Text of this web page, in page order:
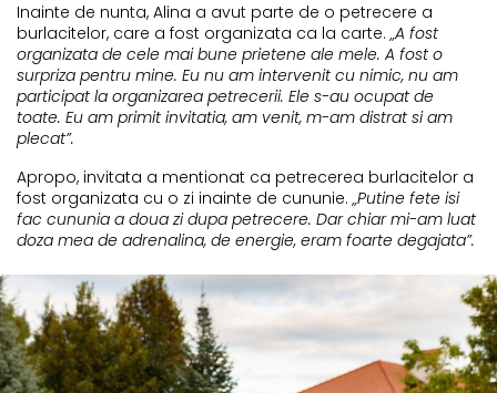
Inainte de nunta, Alina a avut parte de o petrecere a
burlacitelor, care a fost organizata ca la carte.„A fost
organizata de cele mai bune prietene ale mele. A fost o
surpriza pentru mine. Eu nu am intervenit cu nimic, nu am
participat la organizarea petrecerii. Ele s-au ocupat de
toate. Eu am primit invitatia, am venit, m-am distrat si am
plecat”.
Apropo, invitata a mentionat ca petrecerea burlacitelor a
fost organizata cu o zi inainte de cununie.„Putine fete isi
fac cununia a doua zi dupa petrecere. Dar chiar mi-am luat
doza mea de adrenalina, de energie, eram foarte degajata”.